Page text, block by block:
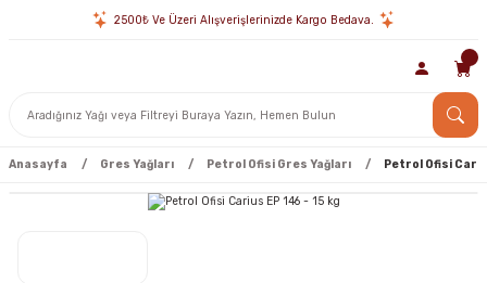
2500₺ Ve Üzeri Alışverişlerinizde Kargo Bedava.
Anasayfa Gres Yağları Petrol Ofisi Gres Yağları Petrol Ofisi